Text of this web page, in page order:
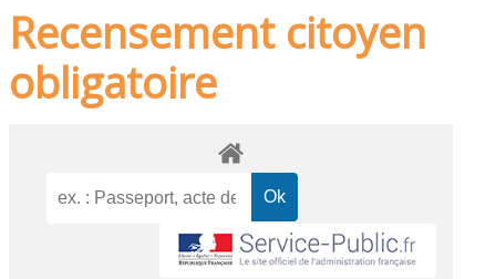
Recensement citoyen
obligatoire